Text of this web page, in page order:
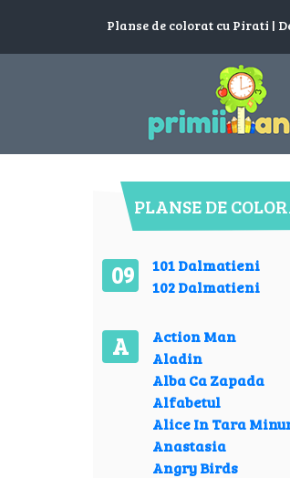
Planse de colorat cu Pirati |
PLANSE DE
09
101 Dalmatieni
102 Dalmatieni
A
Action Man
Aladin
Alba Ca Zapada
Alfabetul
Alice In Tara
Anastasia
Angry Birds